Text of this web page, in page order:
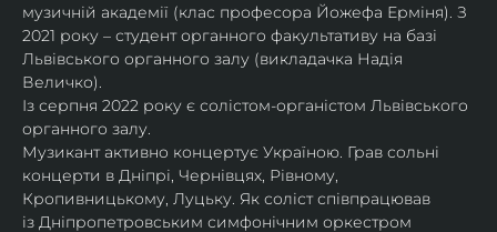
музичній академії (клас професора Йожефа Ерміня). З
2021 року – студент органного факультативу на базі
Львівського органного залу (викладачка Надія
Величко).
Із серпня 2022 року є солістом-органістом Львівського
органного залу.
Музикант активно концертує Україною. Грав сольні
концерти в Дніпрі, Чернівцях, Рівному,
Кропивницькому, Луцьку. Як соліст співпрацював
із Дніпропетровським симфонічним оркестром